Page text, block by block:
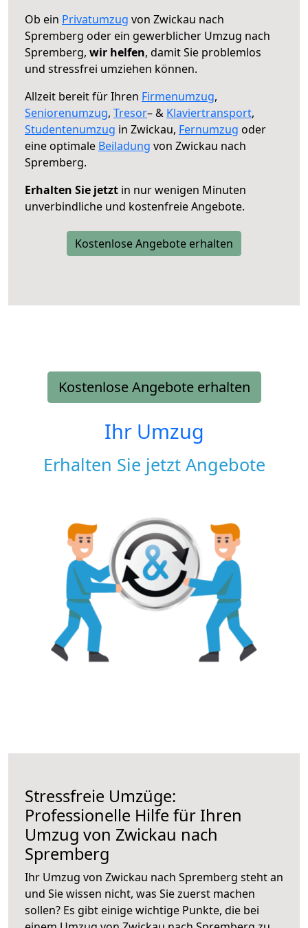
Ob ein Privatumzug von Zwickau nach
Spremberg oder ein gewerblicher Umzug nach
Spremberg, wir helfen, damit Sie problemlos
und stressfrei umziehen können.
Allzeit bereit für Ihren Firmenumzug,
Seniorenumzug, Tresor– & Klaviertransport,
Studentenumzug in Zwickau, Fernumzug oder
eine optimale Beiladung von Zwickau nach
Spremberg.
Erhalten Sie jetzt in nur wenigen Minuten
unverbindliche und kostenfreie Angebote.
Kostenlose Angebote erhalten
Kostenlose Angebote erhalten
Ihr Umzug
Erhalten Sie jetzt Angebote
Stressfreie Umzüge:
Professionelle Hilfe für Ihren
Umzug von Zwickau nach
Spremberg
Ihr Umzug von Zwickau nach Spremberg steht an
und Sie wissen nicht, was Sie zuerst machen
sollen? Es gibt einige wichtige Punkte, die bei